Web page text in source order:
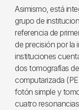
Asimismo, está
grupo de
referencia de
de precisión por la
instituciones
dos tomografías
computarizada
fotón simple y
cuatro